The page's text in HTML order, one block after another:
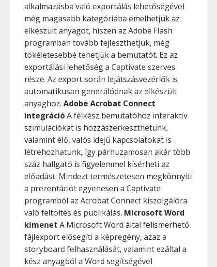
alkalmazásba való exportálás lehetőségével
még magasabb kategóriába emelhetjük az
elkészült anyagot, hiszen az Adobe Flash
programban tovább fejleszthetjük, még
tökéletesebbé tehetjük a bemutatót. Ez az
exportálási lehetőség a Captivate szerves
része. Az export során lejátszásvezérlők is
automatikusan generálódnak az elkészült
anyaghoz. Adobe Acrobat Connect
integrációA félkész bemutatóhoz interaktív
szimulációkat is hozzászerkeszthetünk,
valamint élő, valós idejű kapcsolatokat is
létrehozhatunk, így párhuzamosan akár több
száz hallgató is figyelemmel kísérheti az
előadást. Mindezt természetesen megkönnyíti
a prezentációt egyenesen a Captivate
programból az Acrobat Connect kiszolgálóra
való feltöltés és publikálás. Microsoft Word
kimenet A Microsoft Word által felismerhető
fájlexport elősegíti a képregény, azaz a
storyboard felhasználását, valamint ezáltal a
kész anyagból a Word segítségével